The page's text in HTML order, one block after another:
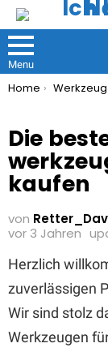
Menu
You are here:
Home Werkzeug
Die
kaufen
von
vor 3 Jahren
Herzlich
zuverlässigen
Wir sind stolz
Werkzeugen